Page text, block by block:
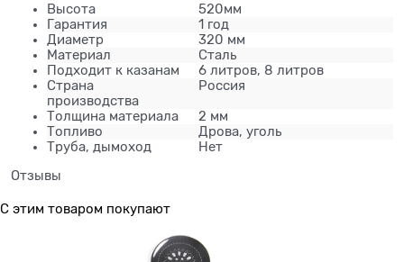
Высота
520мм
Гарантия
1 год
Диаметр
320 мм
Материал
Сталь
Подходит к казанам
6 литров, 8 литров
Страна
производства
Россия
Толщина материала
2 мм
Топливо
Дрова, уголь
Труба, дымоход
Нет
Отзывы
С этим товаром покупают